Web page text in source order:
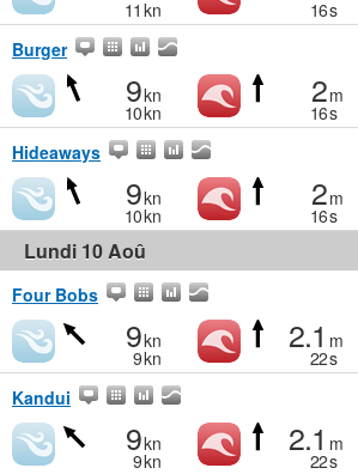
11 kn 16s
Burger
9kn
10kn
2m
16s
Hideaways
9kn
10kn
2m
16s
Lundi 10 Aoû
Four Bobs
9kn
9kn
2.1 m
22s
Kandui
9kn
9kn
2.1 m
22s